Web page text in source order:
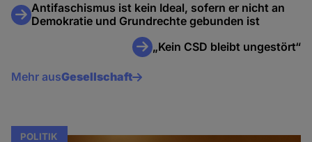
Antifaschismus ist kein Ideal, sofern er nicht an
Demokratie und Grundrechte gebunden ist
„Kein CSD bleibt ungestört“
Mehr ausGesellschaft
POLITIK